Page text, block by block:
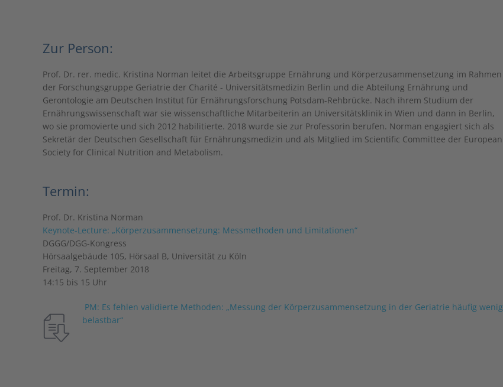
Zur Person:
Prof. Dr. rer. medic. Kristina Norman leitet die Arbeitsgruppe Ernährung und Körperzusammensetzung im Rahmen
der Forschungsgruppe Geriatrie der Charité - Universitätsmedizin Berlin und die Abteilung Ernährung und
Gerontologie am Deutschen Institut für Ernährungsforschung Potsdam-Rehbrücke. Nach ihrem Studium der
Ernährungswissenschaft war sie wissenschaftliche Mitarbeiterin an Universitätsklinik in Wien und dann in Berlin,
wo sie promovierte und sich 2012 habilitierte. 2018 wurde sie zur Professorin berufen. Norman engagiert sich als
Sekretär der Deutschen Gesellschaft für Ernährungsmedizin und als Mitglied im Scientific Committee der European
Society for Clinical Nutrition and Metabolism.
Termin:
Prof. Dr. Kristina Norman
Keynote-Lecture: „Körperzusammensetzung: Messmethoden und Limitationen“
DGGG/DGG-Kongress
Hörsaalgebäude 105, Hörsaal B, Universität zu Köln
Freitag, 7. September 2018
14:15 bis 15 Uhr
PM: Es fehlen validierte Methoden: „Messung der Körperzusammensetzung in der Geriatrie häufig wenig
belastbar“